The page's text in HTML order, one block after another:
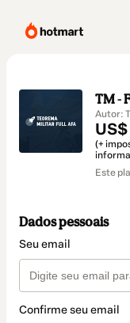
TM -
Autor:
US$
(+
Este
Dados pessoais
Seu email
Confirme seu email